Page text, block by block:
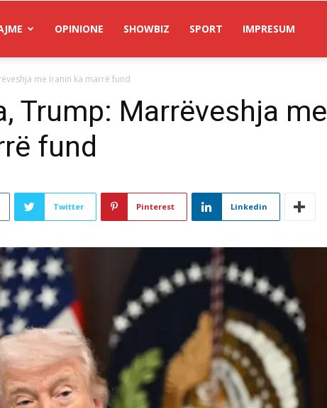
OPINIONE SHOWBIZ SPORT IMPRESUM
me Iranin ka marrë fund
Trump: Marrëveshja me
fund
Twitter Pinterest Linkedin